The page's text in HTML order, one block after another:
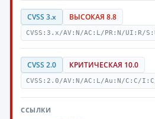
CVSS 3.x ВЫСОКАЯ 8.8
CVSS:3.x/AV:N/AC:L/PR:N/UI:R/
CVSS 2.0 КРИТИЧЕСКАЯ 10.0
CVSS:2.0/AV:N/AC:L/Au:N/C:C/
ССЫЛКИ